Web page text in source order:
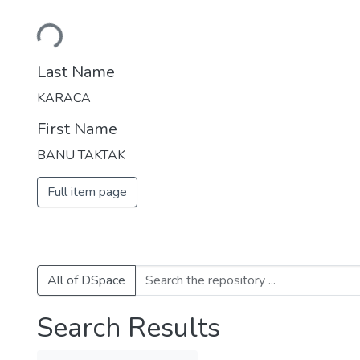
Loading...
Last Name
KARACA
First Name
BANU TAKTAK
Full item page
All of DSpace
Search Results